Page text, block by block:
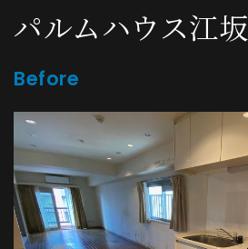
パルムハウス江坂
Before